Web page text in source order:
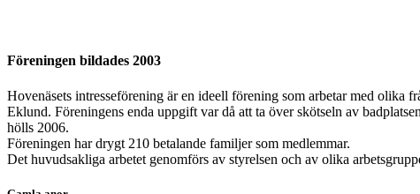
Föreningen bildades 2003
Hovenäsets intresseförening är en ideell förening som arbetar med olika
Eklund. Föreningens enda uppgift var då att ta över skötseln av
hölls 2006.
Föreningen har drygt 210 betalande familjer som medlemmar.
Det huvudsakliga arbetet genomförs av styrelsen och av olika